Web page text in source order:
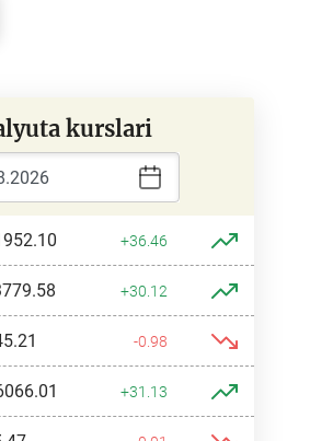
kurslari
+36.46
+30.12
-0.98
+31.13